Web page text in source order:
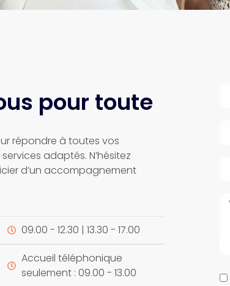
pour toute
répondre à toutes vos
adaptés. N’hésitez
d’un accompagnement
09.00 - 12.30 | 13.30 - 17.00
Accueil téléphonique
seulement : 09.00 - 13.00